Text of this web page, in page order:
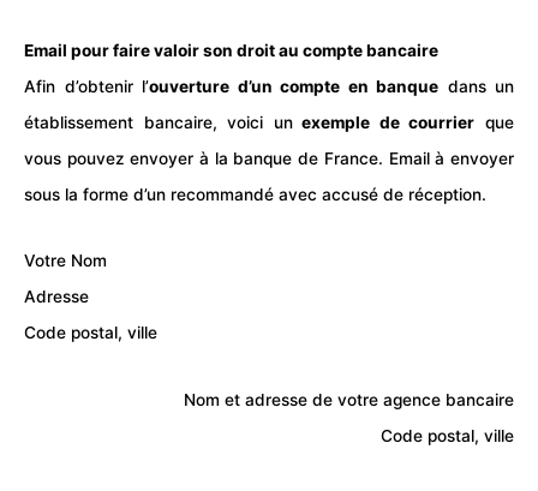
Email pour faire valoir son droit au compte bancaire
Afin d’obtenir l’ouverture d’un compte en banque dans un
établissement bancaire, voici unexemple de courrier que
vous pouvez envoyer à la banque de France. Email à envoyer
sous la forme d’un recommandé avec accusé de réception.
Votre Nom
Adresse
Code postal, ville
Nom et adresse de votre agence bancaire
Code postal, ville